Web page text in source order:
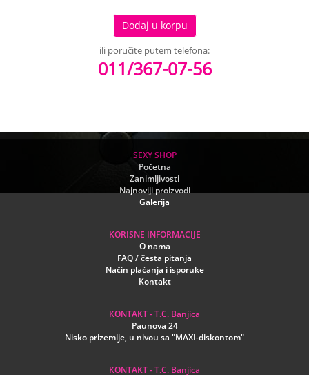
Dodaj u korpu
ili poručite putem telefona:
011/367-07-56
SEXY SHOP
Početna
Zanimljivosti
Najnoviji proizvodi
Galerija
KORISNE INFORMACIJE
O nama
FAQ / česta pitanja
Način plaćanja i isporuke
Kontakt
KONTAKT - T.C. Banjica
Paunova 24
Nisko prizemlje, u nivou sa "MAXI-diskontom"
KONTAKT - T.C. Banjica